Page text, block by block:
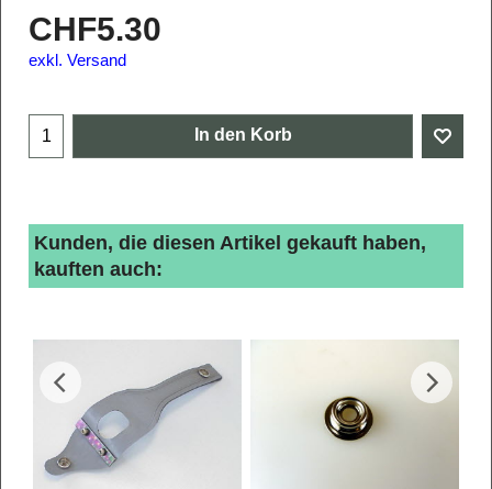
CHF5.30
exkl. Versand
In den Korb
Kunden, die diesen Artikel gekauft haben,
kauften auch: